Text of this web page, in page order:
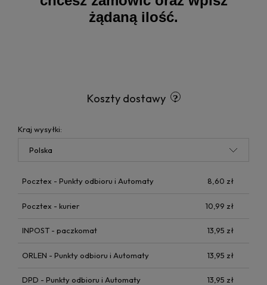
żądaną ilość.
Koszty dostawy
Kraj wysyłki:
Pocztex - Punkty odbioru i Automaty 8,60 zł
Pocztex - kurier 10,99 zł
INPOST - paczkomat 13,95 zł
ORLEN - Punkty odbioru i Automaty 13,95 zł
DPD - Punkty odbioru i Automaty 13,95 zł